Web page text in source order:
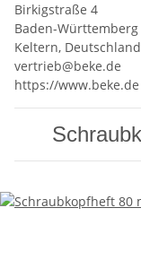
Birkigstraße 4
Baden-Württemberg
Keltern,
vertrieb@beke.de
https://www.beke.de